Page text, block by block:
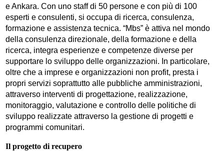
e Ankara. Con uno staff di 50 persone e con più di 100
esperti e consulenti, si occupa di ricerca, consulenza,
formazione e assistenza tecnica. “Mbs” è attiva nel mondo
della consulenza direzionale, della formazione e della
ricerca, integra esperienze e competenze diverse per
supportare lo sviluppo delle organizzazioni. In particolare,
oltre che a imprese e organizzazioni non profit, presta i
propri servizi soprattutto alle pubbliche amministrazioni,
attraverso interventi di progettazione, realizzazione,
monitoraggio, valutazione e controllo delle politiche di
sviluppo realizzate attraverso la gestione di progetti e
programmi comunitari.
Il progetto di recupero